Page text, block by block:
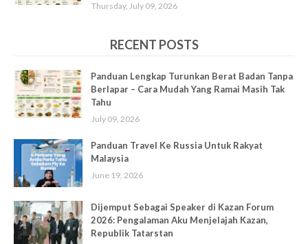
Thursday, July 09, 2026
RECENT POSTS
Panduan Lengkap Turunkan Berat Badan Tanpa
Berlapar – Cara Mudah Yang Ramai Masih Tak
Tahu
July 09, 2026
Panduan Travel Ke Russia Untuk Rakyat
Malaysia
June 19, 2026
Dijemput Sebagai Speaker di Kazan Forum
2026: Pengalaman Aku Menjelajah Kazan,
Republik Tatarstan